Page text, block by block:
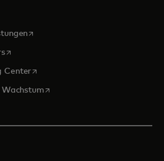
neuen Registerkarte geöffnet
wird in einer neuen Registerkarte
wird in einer neuen Registerkarte
Centerwird in einer neuen
wird in einer neuen